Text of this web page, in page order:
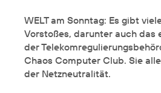
WELT am Sonntag: Es gibt
Vorstoßes, darunter auch das
der
Chaos Computer Club. Sie
der Netzneutralität.